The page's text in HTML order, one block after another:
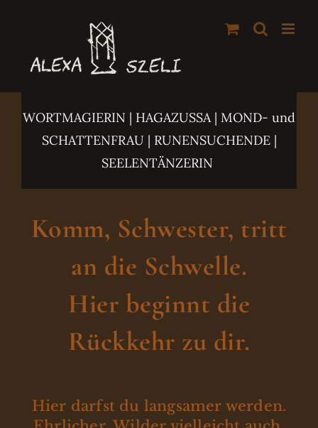
springen
WORTMAGIERIN | HAGAZUSSA | MOND- und
SCHATTENFRAU | RUNENSUCHENDE |
SEELENTÄNZERIN
Komm, Schwester, tritt
an die Schwelle.
Hier beginnt die
Rückkehr zu dir.
Hier darfst du langsamer werden.